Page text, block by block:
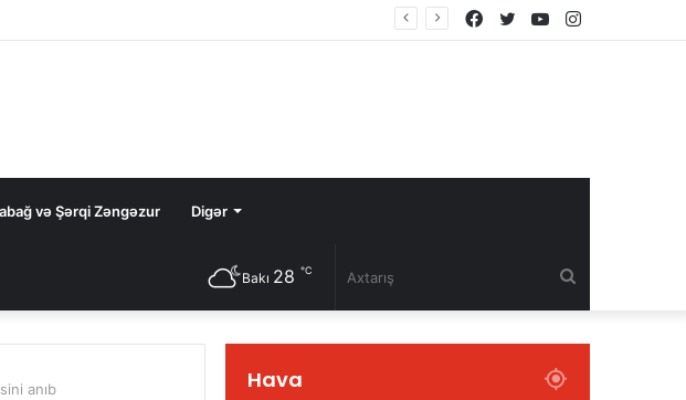
YouTube
Twitter
Facebook
və Şərqi Zəngəzur Digər
Bakı 28 ℃
anıb Hava